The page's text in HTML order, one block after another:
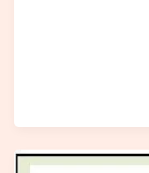
Lettre
ouverte